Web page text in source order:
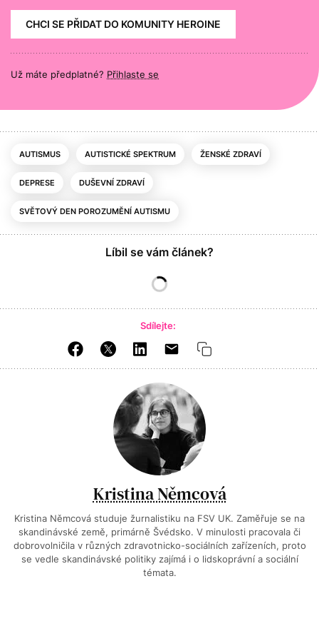
CHCI SE PŘIDAT DO KOMUNITY HEROINE
Už máte předplatné? Přihlaste se
AUTISMUS AUTISTICKÉ SPEKTRUM ŽENSKÉ ZDRAVÍ
DEPRESE DUŠEVNÍ ZDRAVÍ
SVĚTOVÝ DEN POROZUMĚNÍ AUTISMU
Líbil se vám článek?
Sdílejte:
Kristina Němcová
Kristina Němcová studuje žurnalistiku na FSV UK. Zaměřuje se na
skandinávské země, primárně Švédsko. V minulosti pracovala či
dobrovolničila v různých zdravotnicko-sociálních zařízeních, proto
se vedle skandinávské politiky zajímá i o lidskoprávní a sociální
témata.